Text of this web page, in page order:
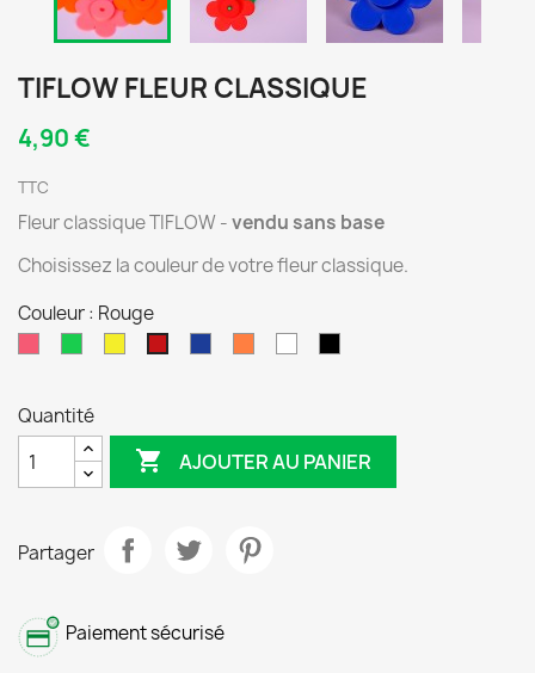
TIFLOW FLEUR CLASSIQUE
4,90 €
TTC
Fleur classique TIFLOW -vendu sans base
Choisissez la couleur de votre fleur classique.
Couleur : Rouge
Quantité
 AJOUTER AU PANIER
Partager
Paiement sécurisé